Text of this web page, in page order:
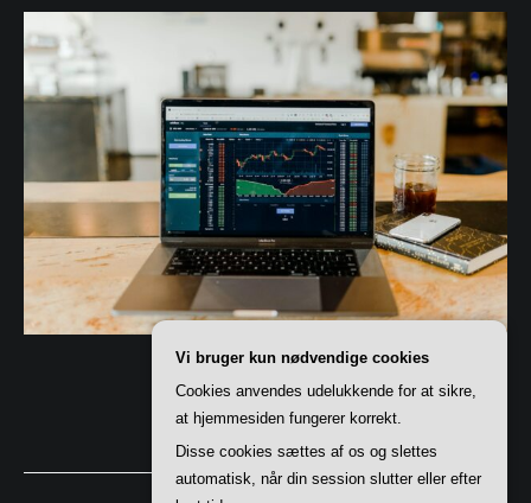
Vi bruger kun nødvendige cookies
Cookies anvendes udelukkende for at sikre,
at hjemmesiden fungerer korrekt.
Disse cookies sættes af os og slettes
automatisk, når din session slutter eller efter